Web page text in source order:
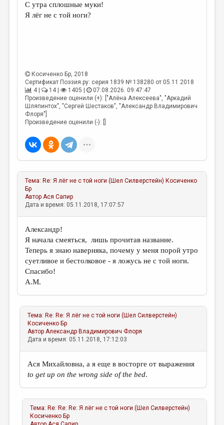
ОБЗОР ЛИТЕРАТУРЫ
РЕДКОЛЛЕГИЯ
ОТ РЕДАКЦИИ
МАЛАЯ ПРОЗА
ЛИТЕРАТУРОВЕДЕНИЕ
ПУБЛИЦИСТИКА
РЕЦЕНЗИРОВАНИЕ
ЦИКЛЫ ПУБЛИКАЦИЙ
ТРЕДИАКОВСКИЙ
МЕДИА
ВКОНТАКТЕ
С утра сплошные муки!
Я лёг не с той ноги?
Косиченко Бр, 2018
Сертификат Поэзия.ру: серия 1839 № 138280 от 05.11.2018
4 |
14 | 1405 |
07.08.2026. 09:47:47
Произведение оценили (+): ["Алёна Алексеева", "Аркадий
Шляпинтох", "Сергей Шестаков", "Александр Владимирович
Флоря"]
Произведение оценили (-): []
Тема: Re: Я лёг не с той ноги (Шел Силверстейн) Косиченко
Бр
АвторАся Сапир
Дата и время: 05.11.2018, 17:07:57
Александр!
Я начала смеяться, лишь прочитав название.
Теперь я знаю наверняка, почему у меня порой утро
суетливое и бестолковое - я ложусь не с той ноги.
Спасибо!
А.М.
Тема: Re: Re: Я лёг не с той ноги (Шел Силверстейн)
Косиченко Бр
АвторАлександр Владимирович Флоря
Дата и время: 05.11.2018, 17:12:03
Ася Михайловна, а я еще в восторге от выражения
toget up on the wrong side of the bed.
Тема: Re: Re: Re: Я лёг не с той ноги (Шел Силверстейн)
Косиченко Бр